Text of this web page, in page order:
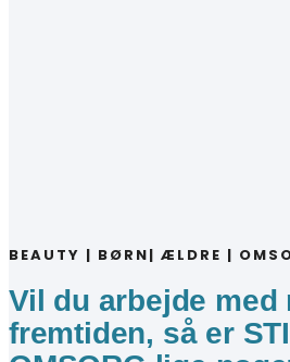
BEAUTY | BØRN| ÆLDRE |
Vil du arbejde med
fremtiden, så er